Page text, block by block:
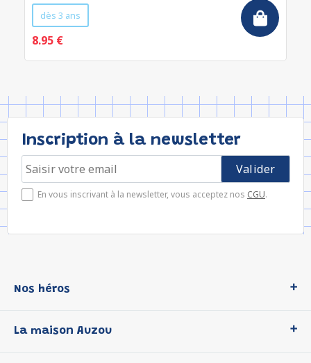
dès 3 ans
8.95 €
Inscription à la newsletter
En vous inscrivant à la newsletter, vous acceptez nos CGU.
Nos héros
P'tit Loup
La maison Auzou